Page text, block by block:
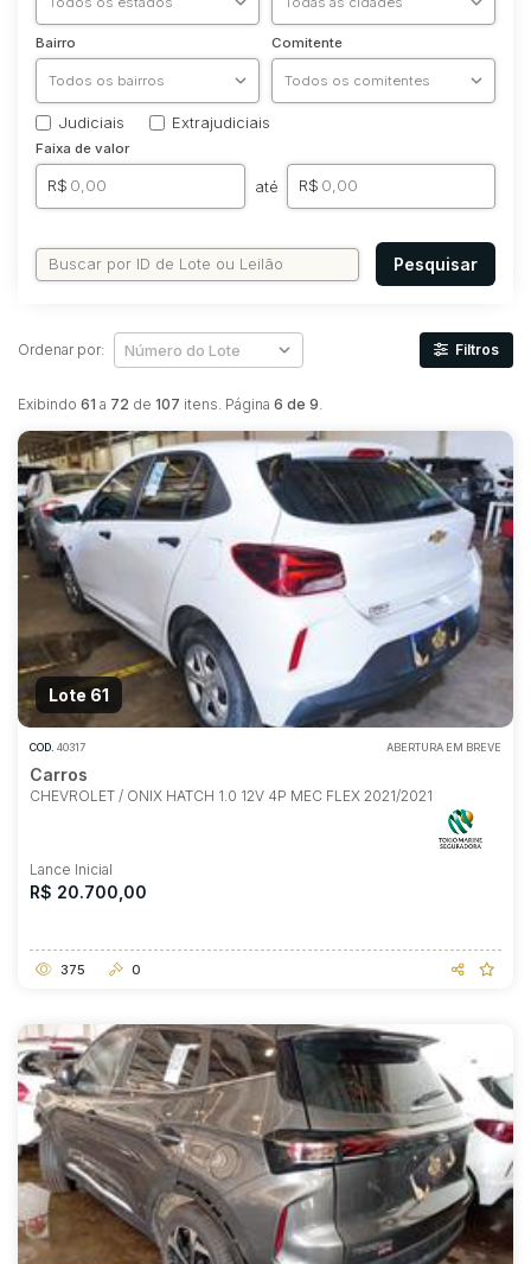
Bairro Comitente
Judiciais Extrajudiciais
Faixa de valor
R$ até R$
Pesquisar
Exibindo 61 a 72 de 107 itens. Página 6 de 9.
Ordenar por: Filtros
Lote 61
COD. 40317 ABERTURA EM BREVE
Carros
CHEVROLET / ONIX HATCH 1.0 12V 4P MEC FLEX 2021/2021
Lance Inicial
R$ 20.700,00
375 0